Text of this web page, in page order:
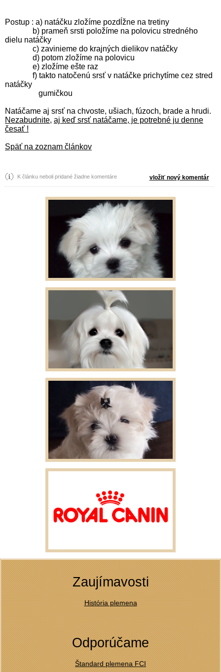
Postup : a) natáčku zložíme pozdĺžne na tretiny
b) prameň srsti položíme na polovicu stredného
dielu natáčky
c) zavinieme do krajných dielikov natáčky
d) potom zložíme na polovicu
e) zložíme ešte raz
f) takto natočenú srsť v natáčke prichytíme cez stred
natáčky
gumičkou
Natáčame aj srsť na chvoste, ušiach, fúzoch, brade a hrudi.
Nezabudnite, aj keď srsť natáčame, je potrebné ju denne
česať !
Späť na zoznam článkov
K článku neboli pridané žiadne komentáre vložiť nový komentár
Zaujímavosti
História plemena
Odporúčame
Štandard plemena FCI